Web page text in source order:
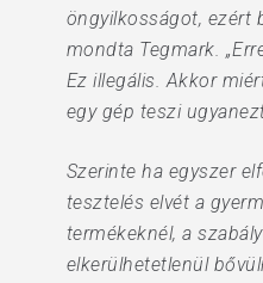
öngyilkosságot, ezért
mondta Tegmark.
Ez illegális. Akkor
egy gép teszi
Szerinte ha egyszer
tesztelés elvét a
termékeknél, a
elkerülhetetlenül